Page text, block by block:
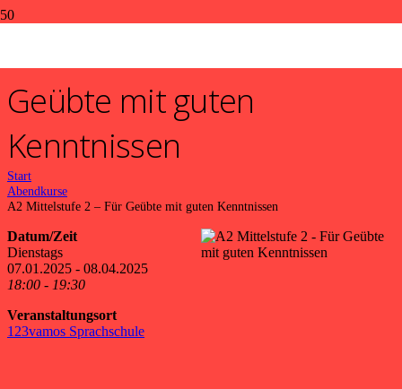
A2 Mittelstufe 2 – Für
Geübte mit guten
Kenntnissen
Start
Abendkurse
A2 Mittelstufe 2 – Für Geübte mit guten Kenntnissen
Datum/Zeit
Dienstags
07.01.2025 - 08.04.2025
18:00 - 19:30
Veranstaltungsort
123vamos Sprachschule